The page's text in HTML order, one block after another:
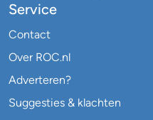
Service
Contact
Over ROC.nl
Adverteren?
Suggesties & klachten